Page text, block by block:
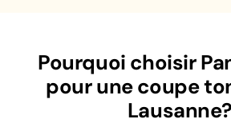
Pourquoi choisir
pour une coupe
Lausanne?